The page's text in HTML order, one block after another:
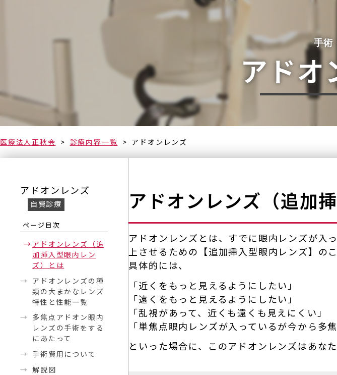
アドオ
手術
医療法人正秋会 診療内容一覧 アドオンレンズ
アドオンレンズ
自費診療
ページ目次
アドオンレンズ（追
加挿入型眼内レン
ズ）とは
アドオンレンズの種
類の大まかなレンズ
特性と性能一覧
多焦点アドオン眼内
レンズの手術をする
にあたって
手術費用について
解説図
アドオンレンズ（追加
アドオンレンズとは、すでに眼内レンズが入
上させるための【追加挿入型眼内レンズ】のこ
具体的には、
「近くをもっと見えるようにしたい」
「遠くをもっと見えるようにしたい」
「乱視があって、近くも遠くも見えにくい」
「単焦点眼内レンズが入っているが今から多
といった場合に、このアドオンレンズはあな